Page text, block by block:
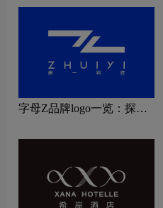
字母Z品牌logo一览：探索